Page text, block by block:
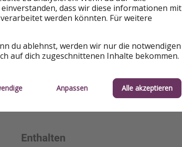
dass wir diese informationen mit
werden könnten. Für weitere
du ablehnst, werden wir nur die notwendigen
auf dich zugeschnittenen Inhalte bekommen.
Anpassen Alle akzeptieren